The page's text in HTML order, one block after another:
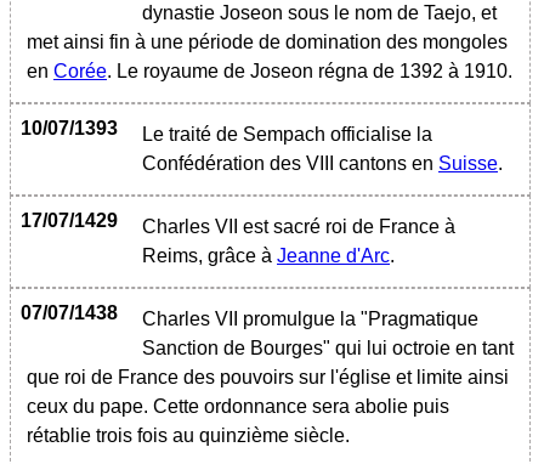
dynastie Joseon sous le nom de Taejo, et
met ainsi fin à une période de domination des mongoles
en Corée. Le royaume de Joseon régna de 1392 à 1910.
10/07/1393
Le traité de Sempach officialise la
Confédération des VIII cantons en Suisse.
17/07/1429
Charles VII est sacré roi de France à
Reims, grâce à Jeanne d'Arc.
07/07/1438
Charles VII promulgue la "Pragmatique
Sanction de Bourges" qui lui octroie en tant
que roi de France des pouvoirs sur l'église et limite ainsi
ceux du pape. Cette ordonnance sera abolie puis
rétablie trois fois au quinzième siècle.